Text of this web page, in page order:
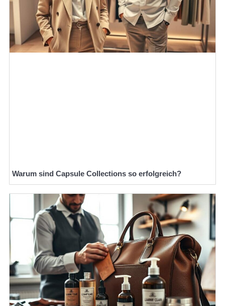
Warum sind Capsule Collections so erfolgreich?